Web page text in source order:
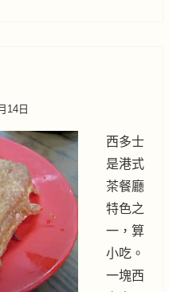
14日
西多士
是港式
茶餐廳
特色之
一，算
小吃。
一塊西